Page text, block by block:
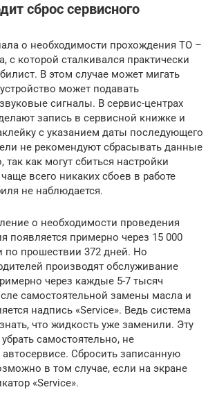
сброс сервисного
о необходимости прохождения ТО –
с которой сталкивался практически
В этом случае может мигать
может подавать
сигналы. В сервис-центрах
запись в сервисной книжке и
с указанием даты последующего
не рекомендуют сбрасывать данные
так как могут сбиться настройки
всего никаких сбоев в работе
не наблюдается.
о необходимости проведения
появляется примерно через 15 000
по прошествии 372 дней. Но
производят обслуживание
через каждые 5-7 тысяч
самостоятельной замены масла и
надпись «Service». Ведь система
что жидкость уже заменили. Эту
самостоятельно, не
Сбросить записанную
в том случае, если на экране
«Service».